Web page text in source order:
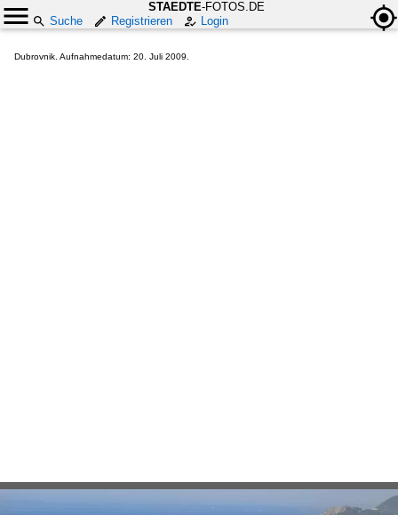
STAEDTE-FOTOS.DE
Suche
Registrieren Login
Dubrovnik. Aufnahmedatum: 20. Juli 2009.